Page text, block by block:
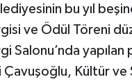
bu yıl
ve Ödül Töreni
Salonu’nda
Çavuşoğlu, Kültür ve